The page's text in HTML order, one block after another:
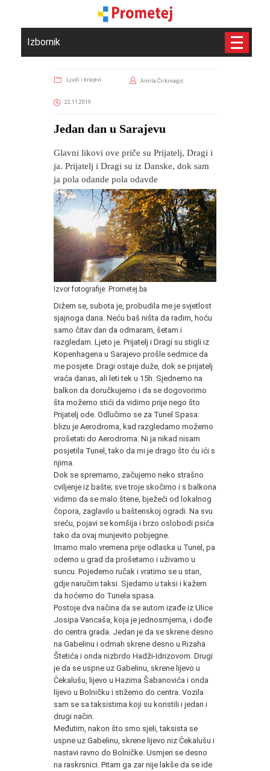
Izbornik
Ljudi i krajevi Amila Čirkinagić
22.11.2019
Jedan dan u Sarajevu
Glavni likovi ove priče su Prijatelj, Dragi i
ja. Prijatelj i Dragi su iz Danske, dok sam
ja pola odande pola odavde
Izvor fotografije: Prometej.ba
Dižem se, subota je, probudila me je svjetlost
sjajnoga dana. Neću baš ništa da radim, hoću
samo čitav dan da odmaram, šetam i
razgledam. Ljeto je. Prijatelj i Dragi su stigli iz
Kopenhagena u Sarajevo prošle sedmice da
me posjete. Dragi ostaje duže, dok se prijatelj
vraća danas, ali leti tek u 15h. Sjednemo na
balkon da doručkujemo i da se dogovorimo
šta možemo stići da vidimo prije nego što
Prijatelj ode. Odlučimo se za Tunel Spasa:
blizu je Aerodroma, kad razgledamo možemo
prošetati do Aerodroma. Ni ja nikad nisam
posjetila Tunel, tako da mi je drago što ću ići s
njima.
Dok se spremamo, začujemo neko strašno
cviljenje iz bašte; sve troje skočimo i s balkona
vidimo da se malo štene, bježeći od lokalnog
čopora, zaglavilo u baštenskoj ogradi. Na svu
sreću, pojavi se komšija i brzo oslobodi psića
tako da ovaj munjevito pobjegne.
Imamo malo vremena prije odlaska u Tunel, pa
odemo u grad da prošetamo i uživamo u
suncu. Pojedemo ručak i vratimo se u stan,
gdje naručim taksi. Sjedamo u taksi i kažem
da hoćemo do Tunela spasa.
Postoje dva načina da se autom izađe iz Ulice
Josipa Vancaša, koja je jednosmjerna, i dođe
do centra grada. Jedan je da se skrene desno
na Gabelinu i odmah skrene desno u Rizaha
Štetića i onda nizbrdo Hadži-Idrizovom. Drugi
je da se uspne uz Gabelinu, skrene lijevo u
Čekalušu, lijevo u Hazima Šabanovića i onda
lijevo u Bolničku i stižemo do centra. Vozila
sam se sa taksistima koji su koristili i jedan i
drugi način.
Međutim, nakon što smo sjeli, taksista se
uspne uz Gabelinu, skrene lijevo niz Čekalušu i
nastavi ravno do Bolničke. Usmjeri se desno
na raskrsnici. Pitam ga zar nije lakše da se ide